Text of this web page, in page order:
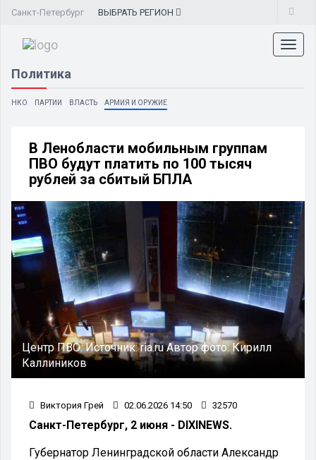
Санкт-Петербург ВЫБРАТЬ РЕГИОН
Политика
НКО ПАРТИИ ВЛАСТЬ АРМИЯ И ОРУЖИЕ
В Ленобласти мобильным группам
ПВО будут платить по 100 тысяч
рублей за сбитый БПЛА
Центр ПВО.Источник:ria.ruАвтор фото:Кирилл
Каллиников
Виктория Грей 02.06.2026 14:50 32570
Санкт-Петербург, 2 июня - DIXINEWS.
Губернатор Ленинградской области Александр